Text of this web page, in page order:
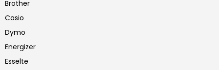
Brother
Casio
Dymo
Energizer
Esselte